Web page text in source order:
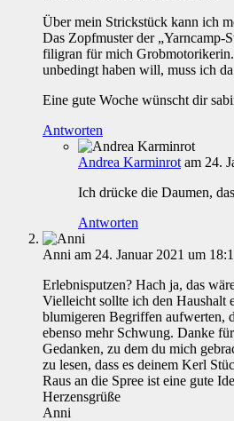
Über mein Strickstück kann ich
Das Zopfmuster der „Yarncamp-
filigran für mich
unbedingt haben will, muss ich
Eine gute Woche wünscht dir
Antworten
Andrea Karminrot am 24.
Ich drücke die Daumen,
Antworten
Anni am 24. Januar 2021 um
Erlebnisputzen? Hach ja, das
Vielleicht sollte ich den Haushalt
blumigeren Begriffen aufwerten,
ebenso mehr Schwung. Danke
Gedanken, zu dem du mich
zu lesen, dass es deinem Kerl
Raus an die Spree ist eine gute
Herzensgrüße
Anni